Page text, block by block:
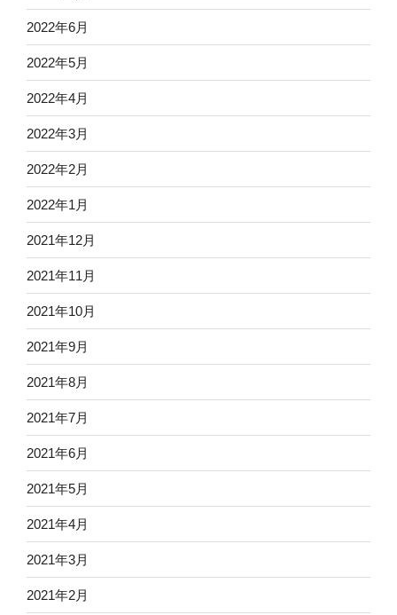
2022年6月
2022年5月
2022年4月
2022年3月
2022年2月
2022年1月
2021年12月
2021年11月
2021年10月
2021年9月
2021年8月
2021年7月
2021年6月
2021年5月
2021年4月
2021年3月
2021年2月